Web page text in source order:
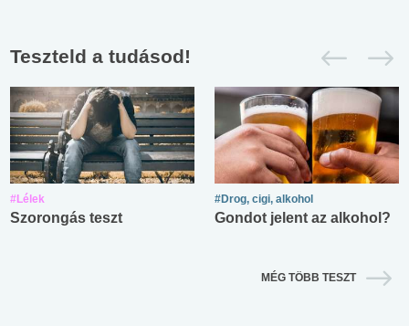
Teszteld a tudásod!
#Lélek
Szorongás teszt
#Drog, cigi, alkohol
Gondot jelent az alkohol?
MÉG TÖBB TESZT